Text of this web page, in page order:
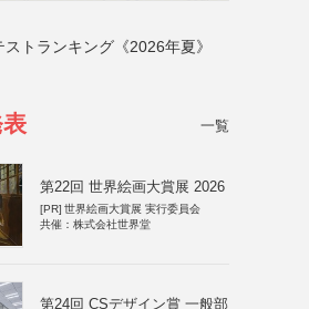
トランキング《2026年夏》
一覧
第22回 世界絵画大賞展 2026
[PR] 世界絵画大賞展 実行委員会
共催：株式会社世界堂
第24回 CSデザイン賞 一般部